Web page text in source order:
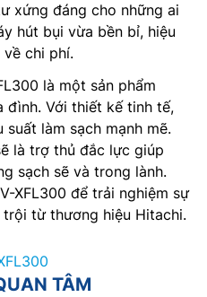
xứng đáng cho những ai
hút bụi vừa bền bỉ, hiệu
chi phí.
là một sản phẩm
đình. Với thiết kế tinh tế,
làm sạch mạnh mẽ.
là trợ thủ đắc lực giúp
sạch sẽ và trong lành.
XFL300 để trải nghiệm sự
từ thương hiệu Hitachi.
TÂM